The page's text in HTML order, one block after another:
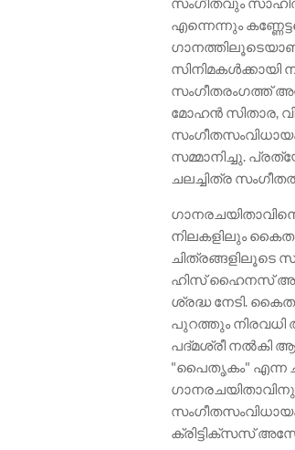
എന്നെന്നും
ഗാനത്തിലൂടെയാണ്
സിനിമകൾക്കായി
സംഗീതരംഗത്ത്
മോഹൻ സിതാര,
സമ്മാനിച്ചു.
ചലച്ചിത്ര
നിലകളിലും
ചിത്രങ്ങളിലൂടെ
ഹിസ് ഹൈനസ്
ശ്രദ്ധ നേടി.
പുറത്തും നിരവധി
പദ്‌മശ്രീ നൽകി
"പൈതൃകം" എന്ന
ക്രിട്ടിക്സസ്